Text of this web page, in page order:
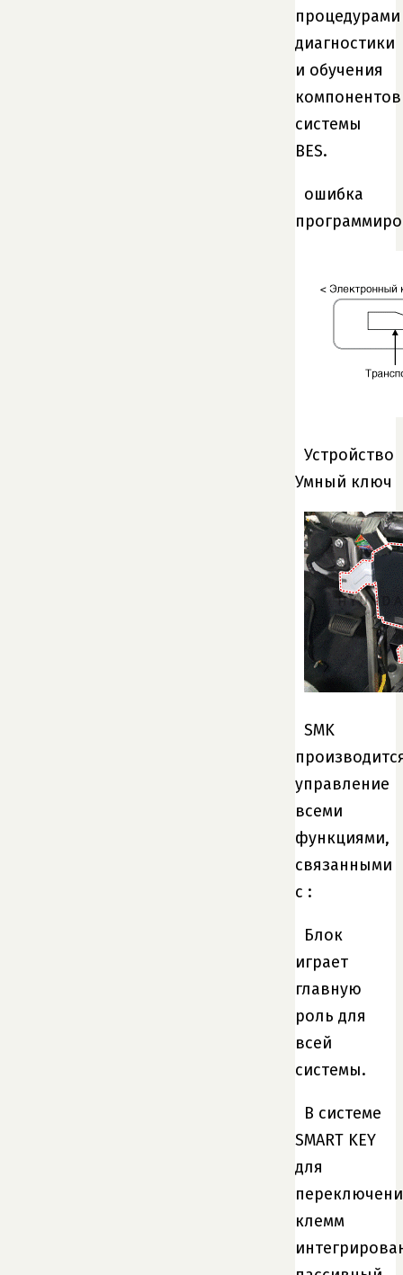
процедурами
диагностики
и обучения
компонентов
системы
BES.
ошибка
Устройство
Умный ключ
SMK
управление
всеми
функциями,
связанными
с :
Блок
играет
главную
роль для
всей
системы.
В системе
SMART KEY
для
клемм